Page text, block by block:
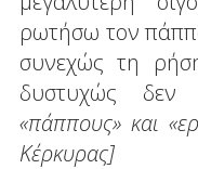
ρωτήσω τον
συνεχώς τη
δυστυχώς
«πάππους» και
Κέρκυρας]